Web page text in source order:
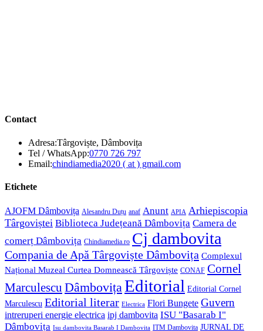
Contact
Adresa:Târgoviște, Dâmbovița
Tel / WhatsApp:0770 726 797Opens
in
Email:chindiamedia2020 ( at ) gmail.comOpens
Etichete
AJOFM Dâmbovița Alesandru Duțu anaf Anunt APIA Arhiepiscopia
Târgoviștei Biblioteca Județeană Dâmbovița Camera de
comerț Dâmbovița Chindiamedia.ro Cj dambovita
Compania de Apă Târgoviște Dâmbovița Complexul
Național Muzeal Curtea Domnească Târgoviște CONAF Cornel
Marculescu DâmbovițaEditorial Editorial Cornel
Marculescu Editorial literar Electrica Flori Bungete Guvern
intreruperi energie electrica ipj dambovita ISU "Basarab I"
Dâmbovița Isu dambovita Basarab I Dambovita ITM Dambovita JURNAL DE